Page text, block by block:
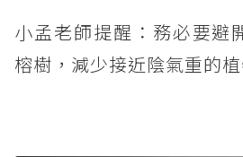
小孟老師提醒：務必要避
榕樹，減少接近陰氣重的